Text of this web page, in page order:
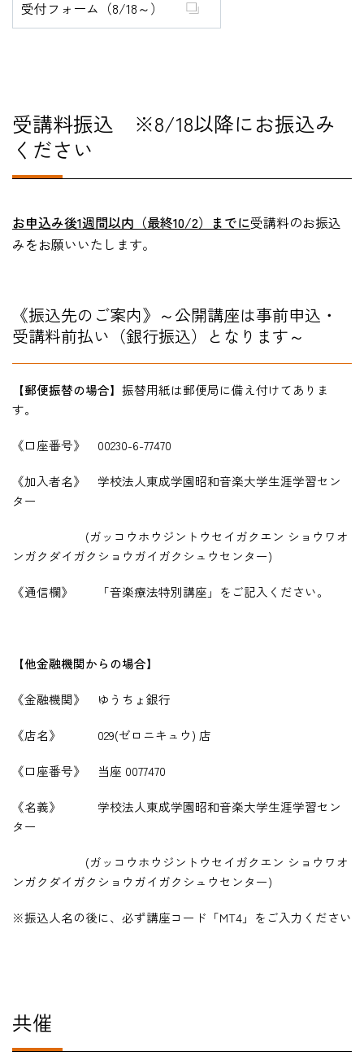
受付フォーム（8/18～）
受講料振込 ※8/18以降にお振込み
ください
お申込み後1週間以内（最終10/2）までに受講料のお振込
みをお願いいたします。
《振込先のご案内》～公開講座は事前申込・
受講料前払い（銀行振込）となります～
【郵便振替の場合】 振替用紙は郵便局に備え付けてありま
す。
《口座番号》 00230-6-77470
《加入者名》 学校法人東成学園昭和音楽大学生涯学習セン
ター
(ガッコウホウジントウセイガクエン ショウワオ
ンガクダイガクショウガイガクシュウセンター)
《通信欄》 「音楽療法特別講座」をご記入ください。
【他金融機関からの場合】
《金融機関》 ゆうちょ銀行
《店名》 029(ゼロニキュウ) 店
《口座番号》 当座 0077470
《名義》 学校法人東成学園昭和音楽大学生涯学習セン
ター
(ガッコウホウジントウセイガクエン ショウワオ
ンガクダイガクショウガイガクシュウセンター)
※振込人名の後に、必ず講座コード「MT4」をご入力ください
共催